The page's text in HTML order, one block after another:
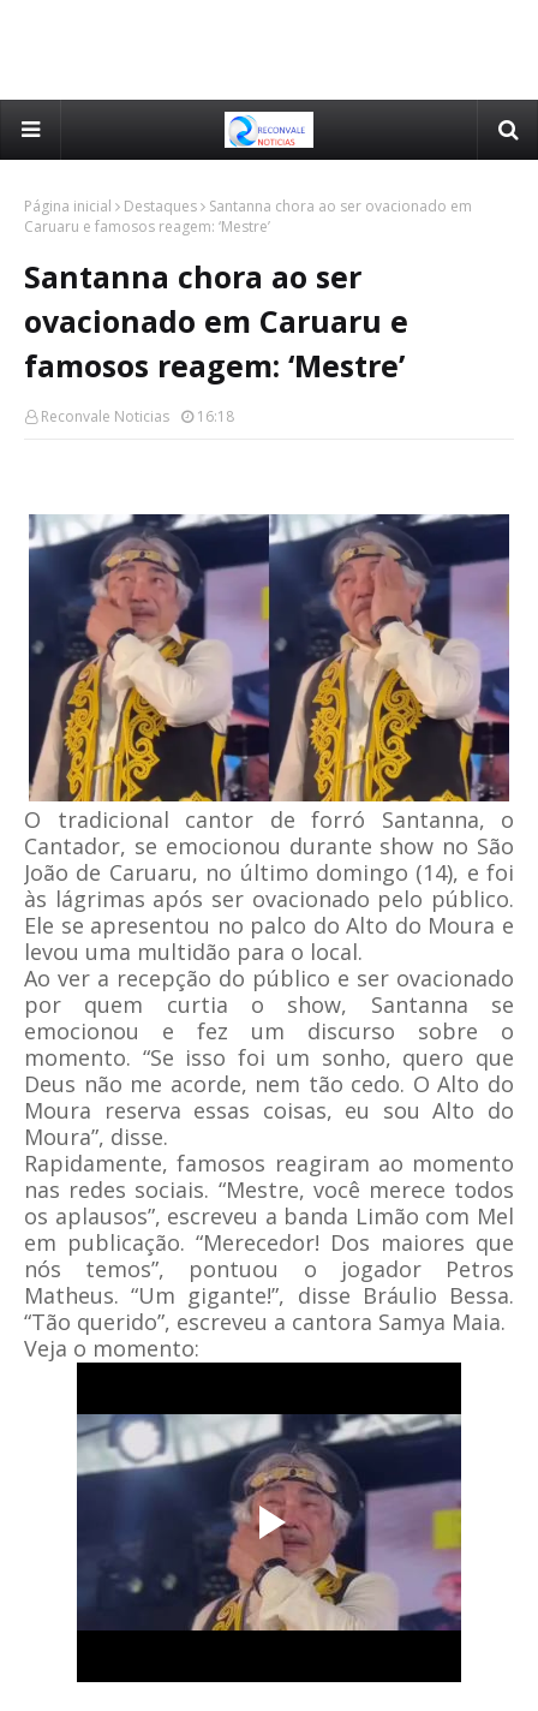
Página inicial Destaques
Santanna chora ao ser ovacionado em
Caruaru e famosos reagem: ‘Mestre’
Santanna chora ao ser
ovacionado em Caruaru e
famosos reagem: ‘Mestre’
Reconvale Noticias 16:18
O tradicional cantor de forró Santanna, o
Cantador, se emocionou durante show no São
João de Caruaru, no último domingo (14), e foi
às lágrimas após ser ovacionado pelo público.
Ele se apresentou no palco do Alto do Moura e
levou uma multidão para o local.
Ao ver a recepção do público e ser ovacionado
por quem curtia o show, Santanna se
emocionou e fez um discurso sobre o
momento. “Se isso foi um sonho, quero que
Deus não me acorde, nem tão cedo. O Alto do
Moura reserva essas coisas, eu sou Alto do
Moura”, disse.
Rapidamente, famosos reagiram ao momento
nas redes sociais. “Mestre, você merece todos
os aplausos”, escreveu a banda Limão com Mel
em publicação. “Merecedor! Dos maiores que
nós temos”, pontuou o jogador Petros
Matheus. “Um gigante!”, disse Bráulio Bessa.
“Tão querido”, escreveu a cantora Samya Maia.
Veja o momento: